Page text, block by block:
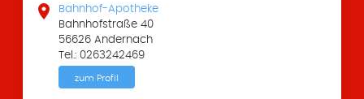

Bahnhof-Apotheke
Bahnhofstraße 40
56626 Andernach
Tel.: 0263242469
zum Profil